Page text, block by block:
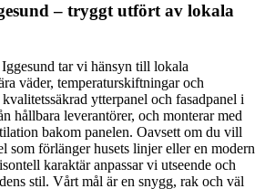
– tryggt utfört av lokala
tar vi hänsyn till lokala
väder, temperaturskiftningar och
ytterpanel och fasadpanel i
hållbara leverantörer, och monterar med
bakom panelen. Oavsett om du vill
som förlänger husets linjer eller en modern
karaktär anpassar vi utseende och
stil. Vårt mål är en snygg, rak och väl